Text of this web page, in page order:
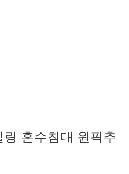
혼수침대 원픽추